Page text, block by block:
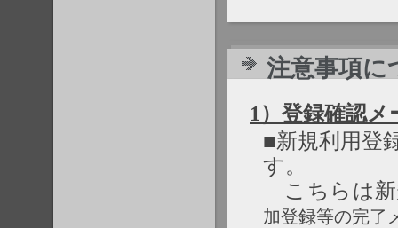
注意事項に
1）登録確認メ
■新規利用登
す。
こちらは新
加登録等の完了